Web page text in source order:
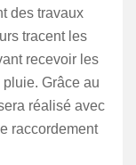
des travaux
tracent les
recevoir les
Grâce au
réalisé avec
raccordement